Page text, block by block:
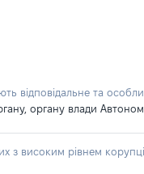
відповідальне та
органу влади
високим рівнем